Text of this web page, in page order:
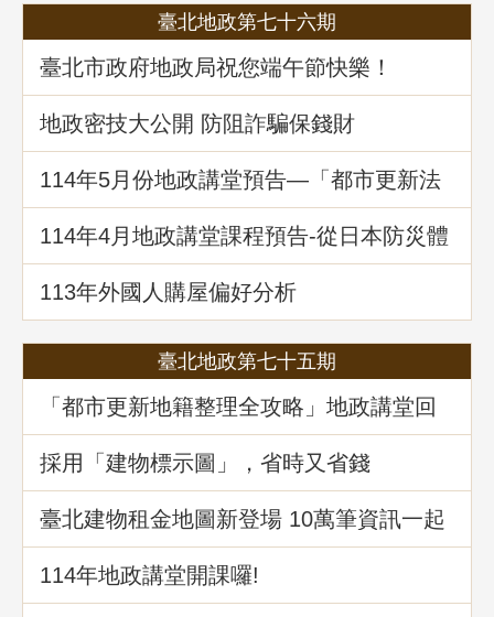
臺北地政第七十六期
臺北市政府地政局祝您端午節快樂！
地政密技大公開 防阻詐騙保錢財
114年5⽉份地政講堂預告—「都市更新法
理與實務」
114年4月地政講堂課程預告-從日本防災體
系看台灣的減災與建物更新重建
113年外國人購屋偏好分析
臺北地政第七十五期
「都市更新地籍整理全攻略」地政講堂回
顧
採用「建物標示圖」，省時又省錢
臺北建物租金地圖新登場 10萬筆資訊一起
升級
114年地政講堂開課囉!